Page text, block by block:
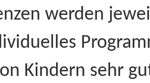
werden
Kindern sehr